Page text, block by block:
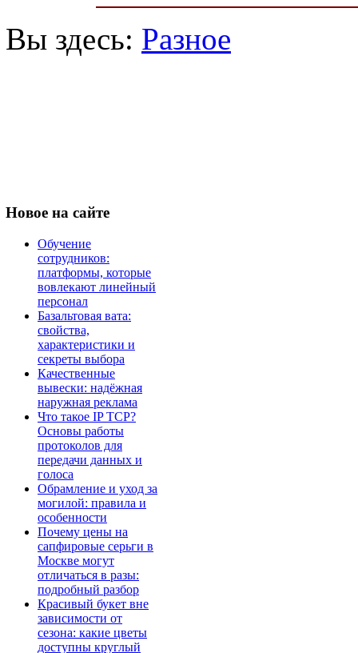
Вы здесь: Разное
Новое на сайте
Обучение
сотрудников:
платформы, которые
вовлекают линейный
персонал
Базальтовая вата:
свойства,
характеристики и
секреты выбора
Качественные
вывески: надёжная
наружная реклама
Что такое IP TCP?
Основы работы
протоколов для
передачи данных и
голоса
Обрамление и уход за
могилой: правила и
особенности
Почему цены на
сапфировые серьги в
Москве могут
отличаться в разы:
подробный разбор
Красивый букет вне
зависимости от
сезона: какие цветы
доступны круглый